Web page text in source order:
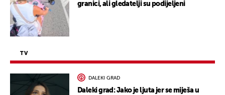
granici, ali gledatelji su podijeljeni
TV
DALEKI GRAD
Daleki grad: Jako je ljuta jer se miješa u